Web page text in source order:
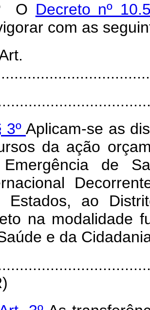
O Decreto nº
com as
3ºAplicam-se as
da ação
de
Estados, ao
na modalidade
e da